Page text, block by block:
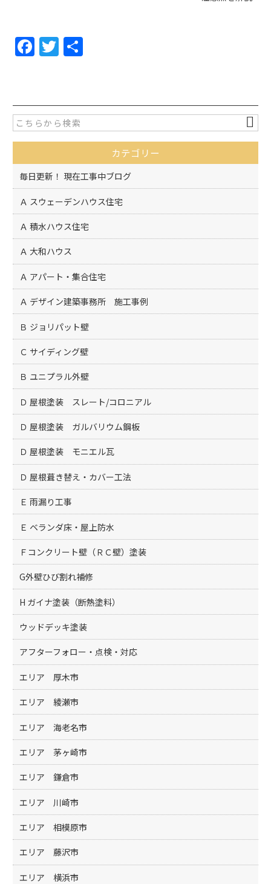
F
e
b
o
o
k
T
er
カテゴリー
毎日更新！ 現在工事中ブログ
Ａ スウェーデンハウス住宅
Ａ 積水ハウス住宅
Ａ 大和ハウス
Ａ アパート・集合住宅
Ａ デザイン建築事務所 施工事例
Ｂ ジョリパット壁
Ｃ サイディング壁
Ｂ ユニプラル外壁
Ｄ 屋根塗装 スレート/コロニアル
Ｄ 屋根塗装 ガルバリウム鋼板
Ｄ 屋根塗装 モニエル瓦
Ｄ 屋根葺き替え・カバー工法
Ｅ 雨漏り工事
Ｅ ベランダ床・屋上防水
Ｆコンクリート壁（ＲＣ壁）塗装
G外壁ひび割れ補修
H ガイナ塗装（断熱塗料）
ウッドデッキ塗装
アフターフォロー・点検・対応
エリア 厚木市
エリア 綾瀬市
エリア 海老名市
エリア 茅ヶ崎市
エリア 鎌倉市
エリア 川崎市
エリア 相模原市
エリア 藤沢市
エリア 横浜市